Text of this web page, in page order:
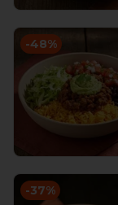
-48%
-37%